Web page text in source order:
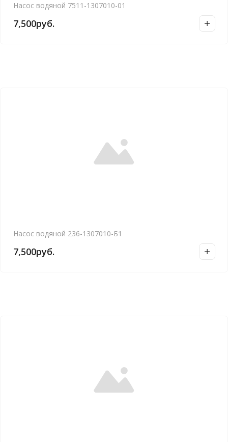
Насос водяной 7511-1307010-01
7,500руб.
Насос водяной 236-1307010-Б1
7,500руб.